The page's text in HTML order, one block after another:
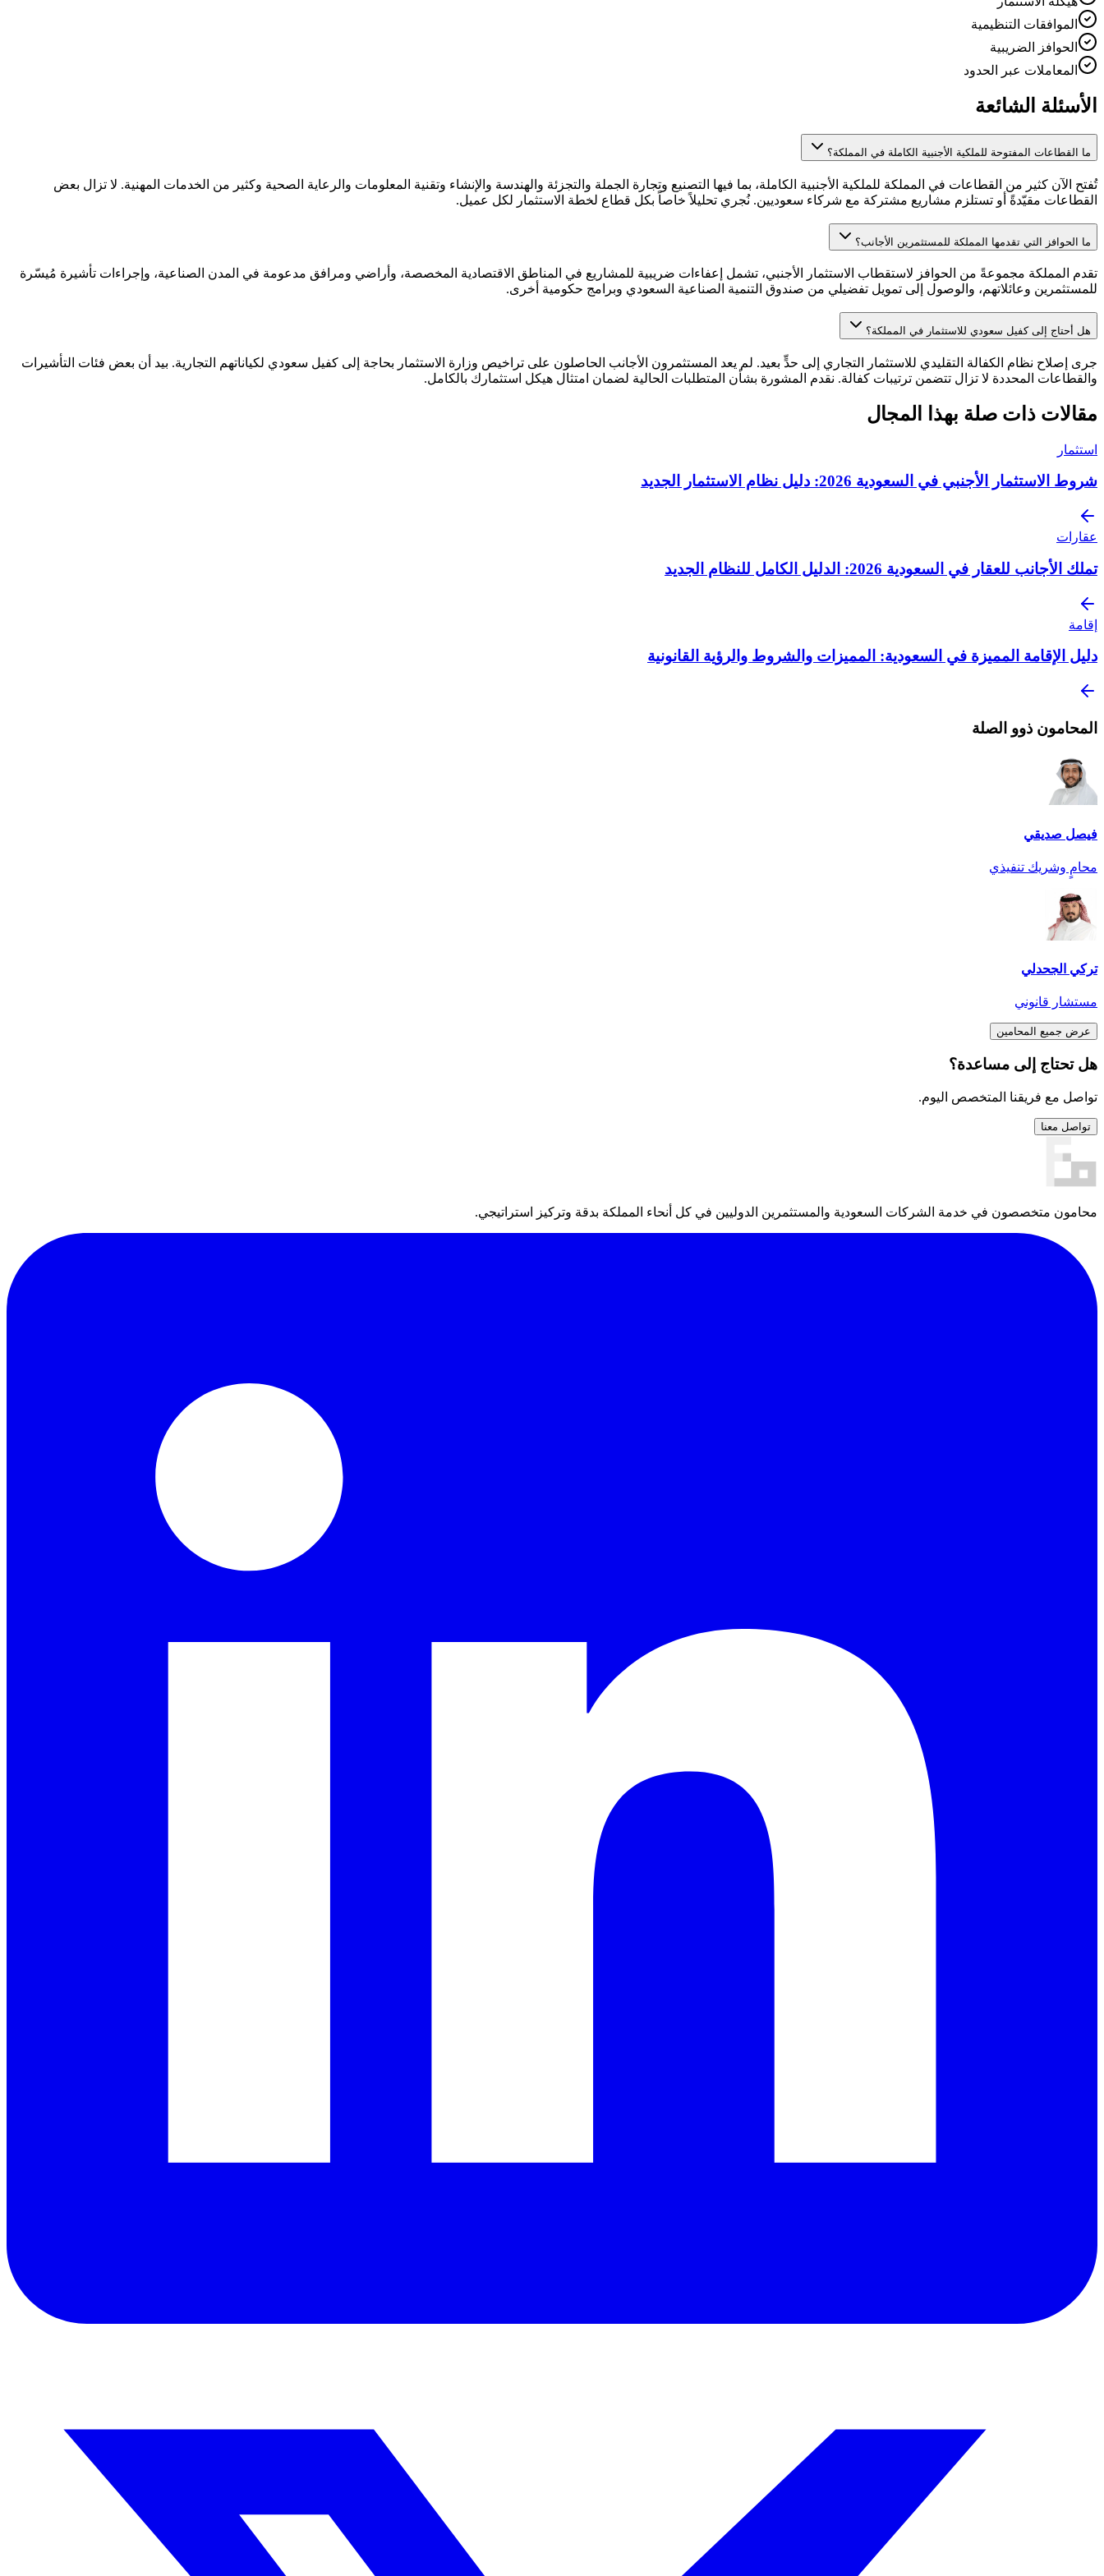
الموافقات التنظيمية
الحوافز الضريبية
المعاملات عبر الحدود
الأسئلة الشائعة
ما القطاعات المفتوحة للملكية الأجنبية الكاملة في المملكة؟
تُفتح الآن كثير من القطاعات في المملكة للملكية الأجنبية الكاملة، بما فيها التصنيع وتجارة الجملة والتجزئة والهندسة والإنشاء وتقنية المعلومات والرعاية الصحية وكثير من الخدمات المهنية. لا تزال بعض
القطاعات مقيّدةً أو تستلزم مشاريع مشتركة مع شركاء سعوديين. نُجري تحليلاً خاصاً بكل قطاع لخطة الاستثمار لكل عميل.
ما الحوافز التي تقدمها المملكة للمستثمرين الأجانب؟
تقدم المملكة مجموعةً من الحوافز لاستقطاب الاستثمار الأجنبي، تشمل إعفاءات ضريبية للمشاريع في المناطق الاقتصادية المخصصة، وأراضي ومرافق مدعومة في المدن الصناعية، وإجراءات تأشيرة مُيسّرة
للمستثمرين وعائلاتهم، والوصول إلى تمويل تفضيلي من صندوق التنمية الصناعية السعودي وبرامج حكومية أخرى.
هل أحتاج إلى كفيل سعودي للاستثمار في المملكة؟
جرى إصلاح نظام الكفالة التقليدي للاستثمار التجاري إلى حدٍّ بعيد. لم يعد المستثمرون الأجانب الحاصلون على تراخيص وزارة الاستثمار بحاجة إلى كفيل سعودي لكياناتهم التجارية. بيد أن بعض فئات التأشيرات
والقطاعات المحددة لا تزال تتضمن ترتيبات كفالة. نقدم المشورة بشأن المتطلبات الحالية لضمان امتثال هيكل استثمارك بالكامل.
مقالات ذات صلة بهذا المجال
استثمار
شروط الاستثمار الأجنبي في السعودية 2026: دليل نظام الاستثمار الجديد
عقارات
تملك الأجانب للعقار في السعودية 2026: الدليل الكامل للنظام الجديد
إقامة
دليل الإقامة المميزة في السعودية: المميزات والشروط والرؤية القانونية
المحامون ذوو الصلة
فيصل صديقي
محامٍ وشريك تنفيذي
تركي الجحدلي
مستشار قانوني
عرض جميع المحامين
هل تحتاج إلى مساعدة؟
تواصل مع فريقنا المتخصص اليوم.
تواصل معنا
محامون متخصصون في خدمة الشركات السعودية والمستثمرين الدوليين في كل أنحاء المملكة بدقة وتركيز استراتيجي.